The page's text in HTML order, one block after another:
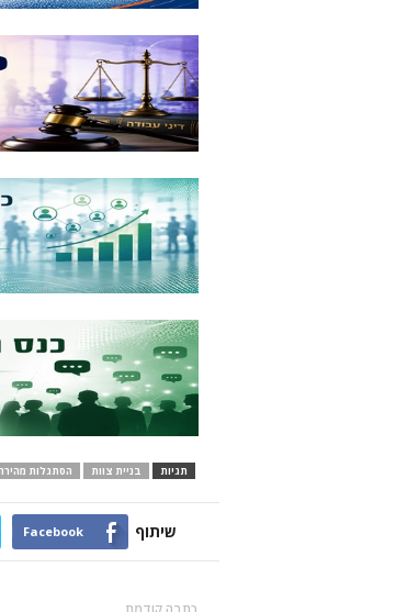
תגיות בניית צוות הסתגלות מהירה
שיתוף Facebook